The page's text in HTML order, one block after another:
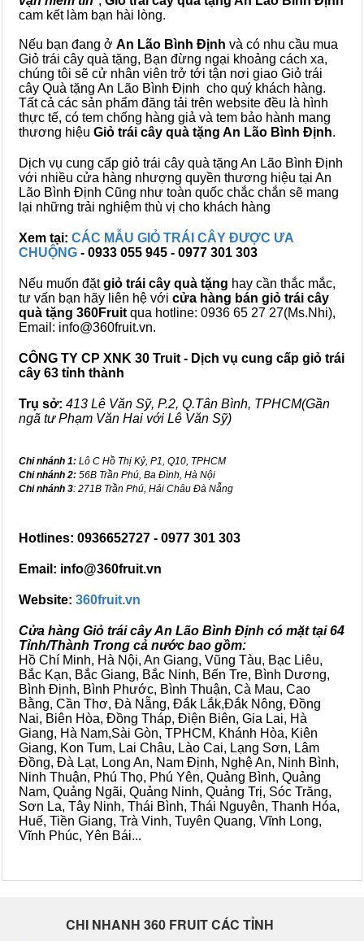
cam kết làm bạn hài lòng.
Nếu bạn đang ở An Lão Bình Định và có nhu cầu mua
Giỏ trái cây quà tặng, Bạn đừng ngại khoảng cách xa,
chúng tôi sẽ cử nhân viên trở tới tận nơi giao Giỏ trái
cây Quà tặng An Lão Bình Định cho quý khách hàng.
Tất cả các sản phẩm đăng tải trên website đều là hình
thực tế, có tem chống hàng giả và tem bảo hành mang
thương hiệu Giỏ trái cây quà tặng An Lão Bình Định.
Dịch vụ cung cấp giỏ trái cây quà tặng An Lão Bình Định
với nhiều cửa hàng nhượng quyền thương hiệu tại An
Lão Bình Định Cũng như toàn quốc chắc chắn sẽ mang
lại những trải nghiệm thù vị cho khách hàng
Xem tại: CÁC MẪU GIỎ TRÁI CÂY ĐƯỢC ƯA
CHUỘNG - 0933 055 945 - 0977 301 303
Nếu muốn đặtgiỏ trái cây quà tặng hay cần thắc mắc,
tư vấn bạn hãy liên hệ với cửa hàng bán giỏ trái cây
quà tặng 360Fruit qua hotline: 0936 65 27 27(Ms.Nhi),
Email: info@360fruit.vn.
CÔNG TY CP XNK 30 Truit - Dịch vụ cung cấp giỏ trái
cây 63 tỉnh thành
Trụ sở: 413 Lê Văn Sỹ, P.2, Q.Tân Bình, TPHCM(Gần
ngã tư Phạm Văn Hai với Lê Văn Sỹ)
Chi nhánh 1: Lô C Hồ Thị Kỷ, P1, Q10, TPHCM
Chi nhánh 2: 56B Trần Phú, Ba Đình, Hà Nội
Chi nhánh 3: 271B Trần Phú, Hải Châu Đà Nẵng
Hotlines: 0936652727 - 0977 301 303
Email: info@360fruit.vn
Website: 360fruit.vn
Cửa hàng Giỏ trái cây An Lão Bình Định có mặt tại 64
Tỉnh/Thành Trong cả nước bao gồm:
Hồ Chí Minh, Hà Nội, An Giang, Vũng Tàu, Bạc Liêu,
Bắc Kạn, Bắc Giang, Bắc Ninh, Bến Tre, Bình Dương,
Bình Định, Bình Phước, Bình Thuận, Cà Mau, Cao
Bằng, Cần Thơ, Đà Nẵng, Đắk Lắk,Đắk Nông, Đồng
Nai, Biên Hòa, Đồng Tháp, Điện Biên, Gia Lai, Hà
Giang, Hà Nam,Sài Gòn, TPHCM, Khánh Hòa, Kiên
Giang, Kon Tum, Lai Châu, Lào Cai, Lạng Sơn, Lâm
Đồng, Đà Lạt, Long An, Nam Định, Nghệ An, Ninh Bình,
Ninh Thuận, Phú Thọ, Phú Yên, Quảng Bình, Quảng
Nam, Quảng Ngãi, Quảng Ninh, Quảng Trị, Sóc Trăng,
Sơn La, Tây Ninh, Thái Bình, Thái Nguyên, Thanh Hóa,
Huế, Tiền Giang, Trà Vinh, Tuyên Quang, Vĩnh Long,
Vĩnh Phúc, Yên Bái...
CHI NHANH 360 FRUIT CÁC TỈNH